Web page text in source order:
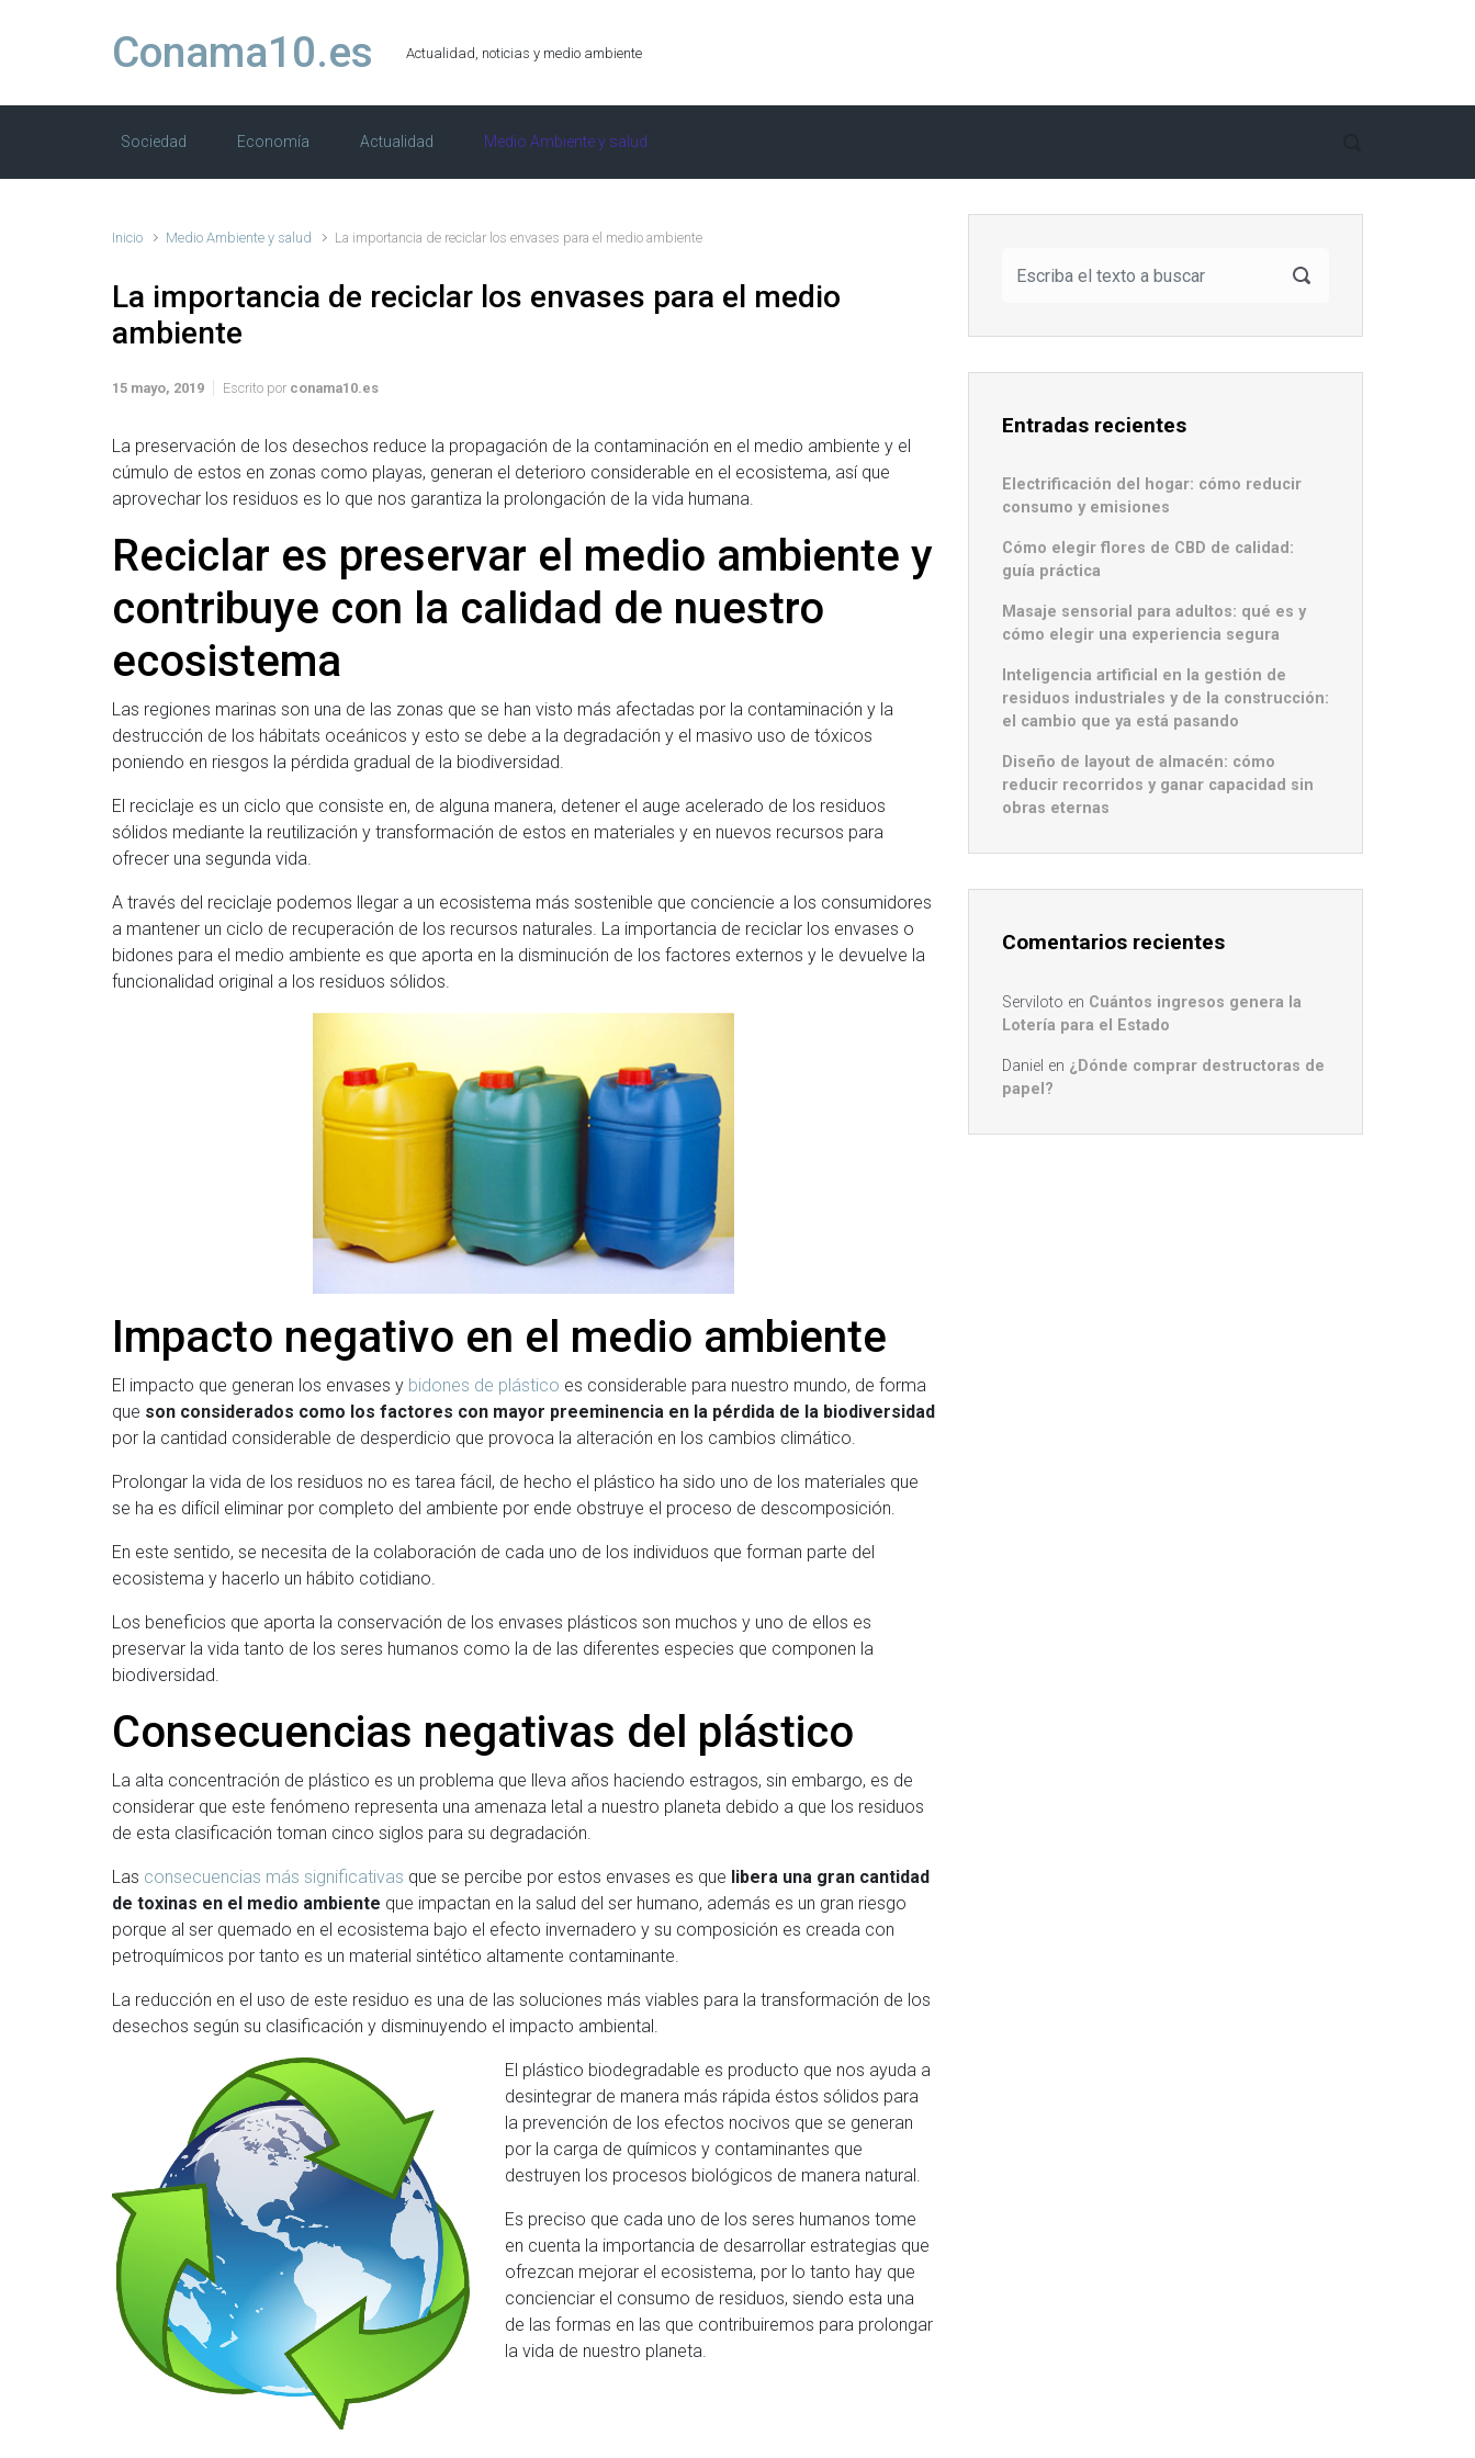
Conama10.es Actualidad, noticias y medio ambiente
Sociedad Economía Actualidad Medio Ambiente y salud
Inicio Medio Ambiente y salud La importancia de reciclar los envases para el medio ambiente
La importancia de reciclar los envases para el medio
ambiente
15 mayo, 2019 Escrito por conama10.es
La preservación de los desechos reduce la propagación de la contaminación en el medio ambiente y el
cúmulo de estos en zonas como playas, generan el deterioro considerable en el ecosistema, así que
aprovechar los residuos es lo que nos garantiza la prolongación de la vida humana.
Reciclar es preservar el medio ambiente y
contribuye con la calidad de nuestro
ecosistema
Las regiones marinas son una de las zonas que se han visto más afectadas por la contaminación y la
destrucción de los hábitats oceánicos y esto se debe a la degradación y el masivo uso de tóxicos
poniendo en riesgos la pérdida gradual de la biodiversidad.
El reciclaje es un ciclo que consiste en, de alguna manera, detener el auge acelerado de los residuos
sólidos mediante la reutilización y transformación de estos en materiales y en nuevos recursos para
ofrecer una segunda vida.
A través del reciclaje podemos llegar a un ecosistema más sostenible que conciencie a los consumidores
a mantener un ciclo de recuperación de los recursos naturales. La importancia de reciclar los envases o
bidones para el medio ambiente es que aporta en la disminución de los factores externos y le devuelve la
funcionalidad original a los residuos sólidos.
Impacto negativo en el medio ambiente
El impacto que generan los envases y bidones de plástico es considerable para nuestro mundo, de forma
que son considerados como los factores con mayor preeminencia en la pérdida de la biodiversidad
por la cantidad considerable de desperdicio que provoca la alteración en los cambios climático.
Prolongar la vida de los residuos no es tarea fácil, de hecho el plástico ha sido uno de los materiales que
se ha es difícil eliminar por completo del ambiente por ende obstruye el proceso de descomposición.
En este sentido, se necesita de la colaboración de cada uno de los individuos que forman parte del
ecosistema y hacerlo un hábito cotidiano.
Los beneficios que aporta la conservación de los envases plásticos son muchos y uno de ellos es
preservar la vida tanto de los seres humanos como la de las diferentes especies que componen la
biodiversidad.
Consecuencias negativas del plástico
La alta concentración de plástico es un problema que lleva años haciendo estragos, sin embargo, es de
considerar que este fenómeno representa una amenaza letal a nuestro planeta debido a que los residuos
de esta clasificación toman cinco siglos para su degradación.
Las consecuencias más significativas que se percibe por estos envases es que libera una gran cantidad
de toxinas en el medio ambiente que impactan en la salud del ser humano, además es un gran riesgo
porque al ser quemado en el ecosistema bajo el efecto invernadero y su composición es creada con
petroquímicos por tanto es un material sintético altamente contaminante.
La reducción en el uso de este residuo es una de las soluciones más viables para la transformación de los
desechos según su clasificación y disminuyendo el impacto ambiental.
El plástico biodegradable es producto que nos ayuda a
desintegrar de manera más rápida éstos sólidos para
la prevención de los efectos nocivos que se generan
por la carga de químicos y contaminantes que
destruyen los procesos biológicos de manera natural.
Es preciso que cada uno de los seres humanos tome
en cuenta la importancia de desarrollar estrategias que
ofrezcan mejorar el ecosistema, por lo tanto hay que
concienciar el consumo de residuos, siendo esta una
de las formas en las que contribuiremos para prolongar
la vida de nuestro planeta.
Entradas recientes
Electrificación del hogar: cómo reducir
consumo y emisiones
Cómo elegir flores de CBD de calidad:
guía práctica
Masaje sensorial para adultos: qué es y
cómo elegir una experiencia segura
Inteligencia artificial en la gestión de
residuos industriales y de la construcción:
el cambio que ya está pasando
Diseño de layout de almacén: cómo
reducir recorridos y ganar capacidad sin
obras eternas
Comentarios recientes
Serviloto en Cuántos ingresos genera la
Lotería para el Estado
Daniel en ¿Dónde comprar destructoras de
papel?